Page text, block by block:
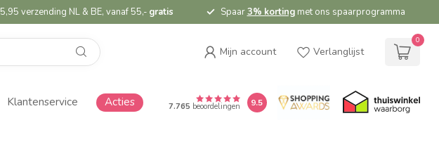
5,95 verzending NL & BE, vanaf 55,- gratis Spaar3% kortingmet ons spaarprogramma
Mijn account Verlanglijst
0
Klantenservice Acties 7.765 beoordelingen 9.5